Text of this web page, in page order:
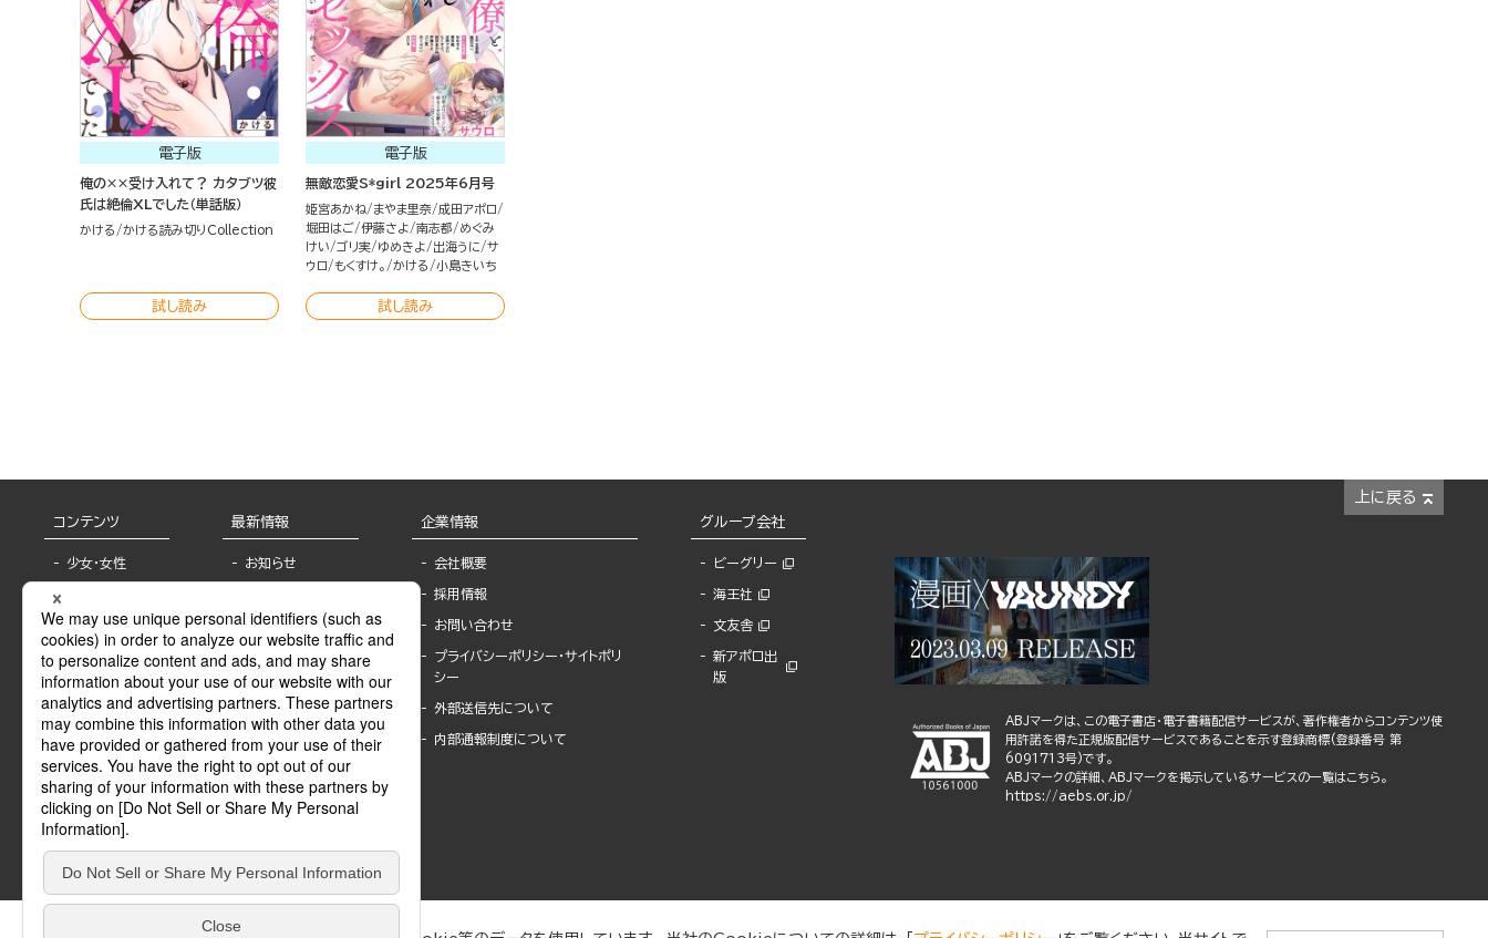
電子版
俺の××受け入れて？ カタブツ彼
氏は絶倫XLでした（単話版）
かける かける読み切りCollection
試し読み
電子版
無敵恋愛S*girl 2025年6月号
姫宮あかね まやま里奈
成田アポロ
堀田はご 伊藤さよ 南志都
めぐみ
けい
ゴリ実 ゆめきよ 出海うに
サ
ウロ
もくすけ。 かける 小島きいち
試し読み
上に戻る
コンテンツ
少女・女性
BL
ライトノベル
青年・一般
グラビア・写真
モーター誌
SPECIAL
Sublicense
最新情報
お知らせ
報
書店様へ
海外ライセンシー
公式SNSアカウ
ント
作家一覧
Keyword list
Author list
企業情報
会社概要
採用情報
お問い合わせ
プライバシーポリシー・サイトポリ
シー
外部送信先について
内部通報制度について
グループ会社
ビーグリー
海王社
文友舎
新アポロ出
版
ABJマークは、この電子書店・電子書籍配信サービスが、著作権者からコンテンツ使
用許諾を得た正規版配信サービスであることを示す登録商標(登録番号 第
6091713号)です。
ABJマークの詳細、ABJマークを掲示しているサービスの一覧はこちら。
https://aebs.or.jp/